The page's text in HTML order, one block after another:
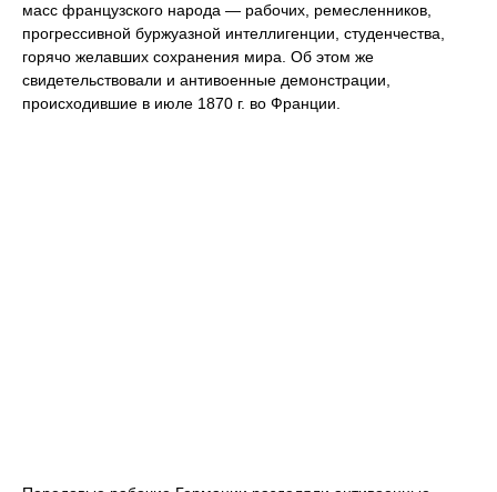
масс французского народа — рабочих, ремесленников,
прогрессивной буржуазной интеллигенции, студенчества,
горячо желавших сохранения мира. Об этом же
свидетельствовали и антивоенные демонстрации,
происходившие в июле 1870 г. во Франции.